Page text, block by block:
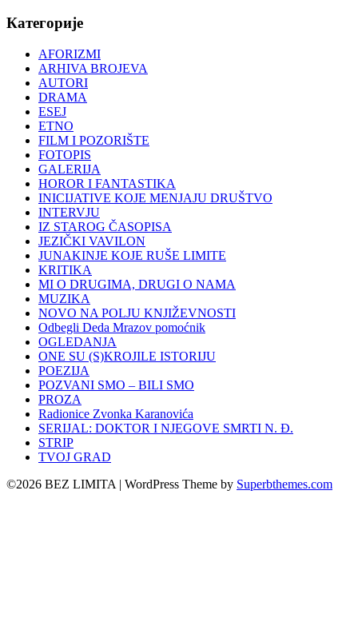
Категорије
AFORIZMI
ARHIVA BROJEVA
AUTORI
DRAMA
ESEJ
ETNO
FILM I POZORIŠTE
FOTOPIS
GALERIJA
HOROR I FANTASTIKA
INICIJATIVE KOJE MENJAJU DRUŠTVO
INTERVJU
IZ STAROG ČASOPISA
JEZIČKI VAVILON
JUNAKINJE KOJE RUŠE LIMITE
KRITIKA
MI O DRUGIMA, DRUGI O NAMA
MUZIKA
NOVO NA POLJU KNJIŽEVNOSTI
Odbegli Deda Mrazov pomoćnik
OGLEDANJA
ONE SU (S)KROJILE ISTORIJU
POEZIJA
POZVANI SMO – BILI SMO
PROZA
Radionice Zvonka Karanovića
SERIJAL: DOKTOR I NJEGOVE SMRTI N. Đ.
STRIP
TVOJ GRAD
©2026 BEZ LIMITA | WordPress Theme by Superbthemes.com